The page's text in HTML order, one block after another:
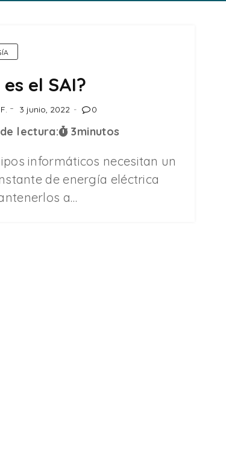
el SAI?
3 junio, 2022 0
lectura: 3minutos
informáticos necesitan un
de energía eléctrica
a…